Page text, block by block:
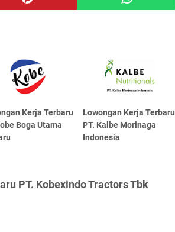
Kerja Terbaru
Boga Utama
Lowongan Kerja Terbaru
PT. Kalbe Morinaga
Indonesia
PT. Kobexindo Tractors Tbk